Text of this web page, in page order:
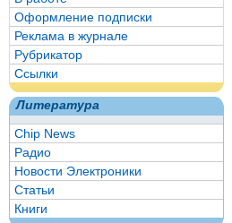
Оформление подписки
Реклама в журнале
Рубрикатор
Ссылки
Литература
Chip News
Радио
Новости Электроники
Статьи
Книги